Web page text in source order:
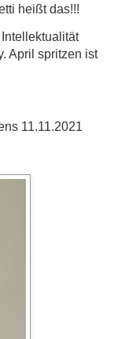
heißt das!!!
April spritzen ist
11.11.2021